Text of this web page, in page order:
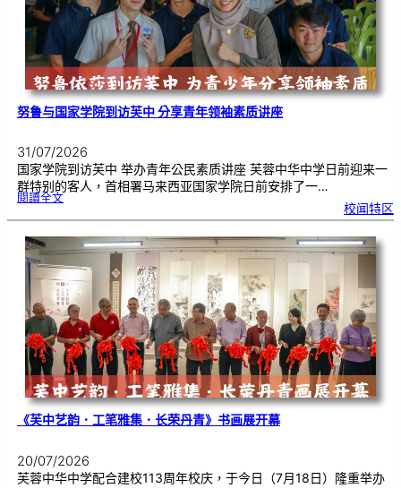
出
努鲁与国家学院到访芙中 分享青年领袖素质讲座
31/07/2026
国家学院到访芙中 举办青年公民素质讲座 芙蓉中华中学日前迎来一
群特别的客人，首相署马来西亚国家学院日前安排了一…
閱讀全文:努
国
学
院
到
访
中
分
享
青
年
领
袖
素
质
讲
座
校闻特区
《芙中艺韵．工笔雅集．长荣丹青》书画展开幕
20/07/2026
芙蓉中华中学配合建校113周年校庆，于今日（7月18日）隆重举办